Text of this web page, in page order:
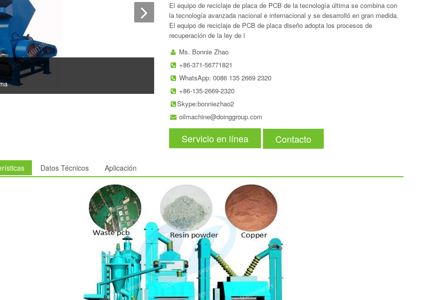
El equipo de reciclaje de placa de PCB de la tecnología última se combina con
la tecnología avanzada nacional e internacional y se desarrolló en gran medida.
El equipo de reciclaje de PCB de placa diseño adopta los procesos de
recuperación de la ley de l
Ms. Bonnie Zhao
+86-371-56771821
WhatsApp: 0086 135 2669 2320
+86-135-2669-2320
Skype:bonniezhao2
oilmachine@doinggroup.com
Servicio en línea Contacto
Datos Técnicos Aplicación